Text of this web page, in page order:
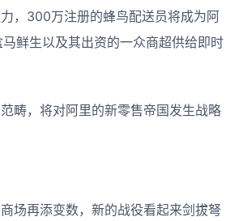
，300万注册的蜂鸟配送员将成为阿
鲜生以及其出资的一众商超供给即时
畴，将对阿里的新零售帝国发生战略
场再添变数，新的战役看起来剑拔弩